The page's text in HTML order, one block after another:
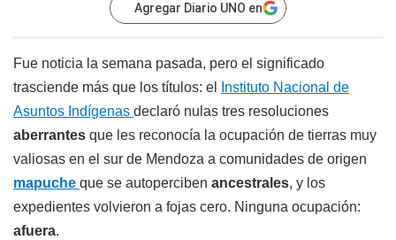
Agregar Diario UNO en
Fue noticia la semana pasada, pero el significado
trasciende más que los títulos: el
Instituto Nacional de
Asuntos Indígenas declaró nulas tres resoluciones
aberrantes que les reconocía la ocupación de tierras muy
valiosas en el sur de Mendoza a comunidades de origen
mapuche que se autoperciben ancestrales, y los
expedientes volvieron a fojas cero. Ninguna ocupación:
afuera.